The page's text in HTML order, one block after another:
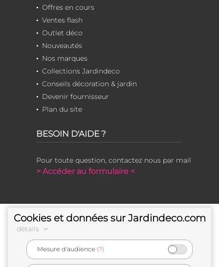
Offres en cours
Ventes flash
Outlet déco
Nouveautés
Nos marques
Collections Jardindeco
Conseils décoration & jardin
Devenir fournisseur
Plan du site
BESOIN D'AIDE ?
Pour toute question, contactez nous par mail
> Accéder au formulaire <
Cookies et données sur Jardindeco.com
détails
Mesure d'audience (?)